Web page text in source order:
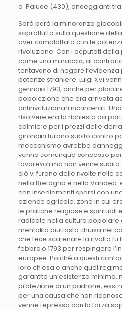
o Palude (430), ondeggianti tra
Sarà però la minoranza
soprattutto sulla questione
aver complottato con le
rivoluzione. Con i deputati
come una minaccia, al
tentavano di negare
potenze straniere. Luigi XVI
gennaio 1793, anche per
popolazione che era arrivata
antirivoluzionari incarcerati.
risolvere era la richiesta da
calmiere per i prezzi delle
girondini furono subito contro
meccanismo avrebbe
venne comunque concesso
favorevoli ma non venne
ciò vi furono delle rivolte nelle
nella Bretagna e nella Vandea:
con insediamenti sparsi con
aziende agricole, zone in cui
le pratiche religiose e spirituali
radicate nella cultura popolare
mentalità piuttosto chiusa nei
che fece scatenare la rivolta fu
febbraio 1793 per respingere
europee. Poiché a questi
loro chiesa e anche quel
garantito un’esistenza minima,
protezione di un padrone, essi
per una causa che non
venne repressa con la forza